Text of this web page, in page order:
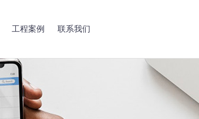
工程案例 联系我们